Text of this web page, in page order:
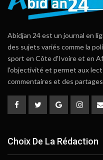
Abidjan 24 est un journal en
des sujets variés comme la
sport en Côte d'Ivoire et en
l'objectivité et permet aux
commentaires et des
Choix De La Rédaction